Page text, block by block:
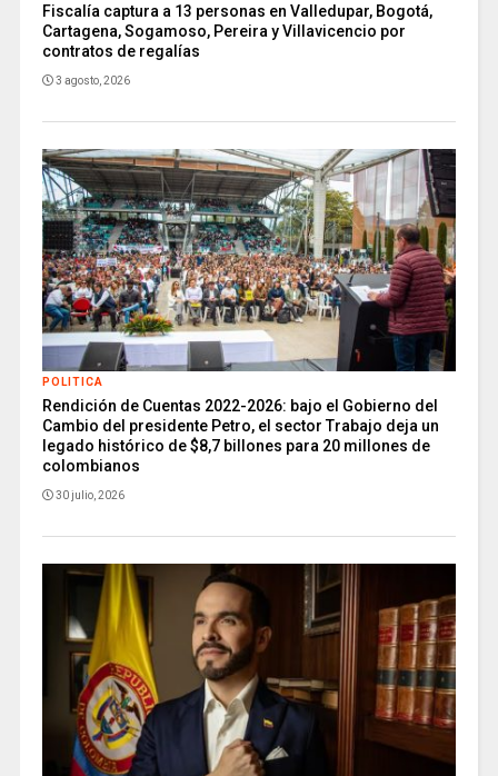
Fiscalía captura a 13 personas en Valledupar, Bogotá,
Cartagena, Sogamoso, Pereira y Villavicencio por
contratos de regalías
3 agosto, 2026
POLITICA
Rendición de Cuentas 2022-2026: bajo el Gobierno del
Cambio del presidente Petro, el sector Trabajo deja un
legado histórico de $8,7 billones para 20 millones de
colombianos
30 julio, 2026